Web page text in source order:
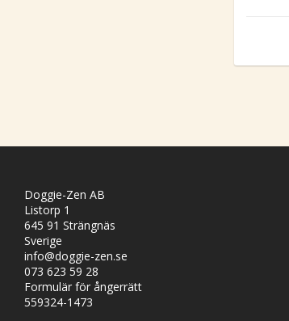
Doggie-Zen AB
Listorp 1
645 91 Strängnäs
Sverige
info@doggie-zen.se
073 623 59 28
Formulär för ångerrätt
559324-1473